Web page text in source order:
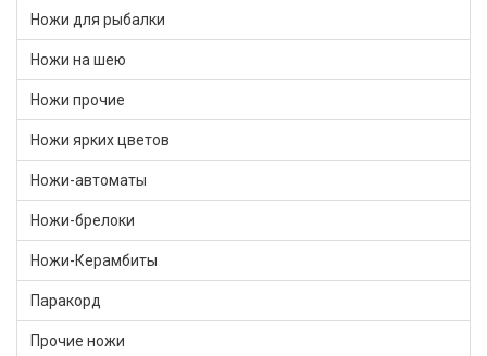
Ножи для рыбалки
Ножи на шею
Ножи прочие
Ножи ярких цветов
Ножи-автоматы
Ножи-брелоки
Ножи-Керамбиты
Паракорд
Прочие ножи